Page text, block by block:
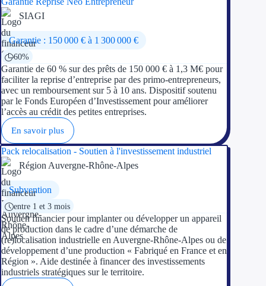
SIAGI
Garantie : 150 000 € à 1 300 000 €
60%
Garantie de 60 % sur des prêts de 150 000 € à 1,3 M€ pour
faciliter la reprise d’entreprise par des primo-entrepreneurs,
avec un remboursement sur 5 à 10 ans. Dispositif soutenu
par le Fonds Européen d’Investissement pour améliorer
l’accès au crédit des petites entreprises.
En savoir plus
Pack relocalisation - Soutien à l'investissement industriel
Région Auvergne-Rhône-Alpes
Subvention
entre 1 et 3 mois
Soutien financier pour implanter ou développer un appareil
de production dans le cadre d’une démarche de
(re)localisation industrielle en Auvergne-Rhône-Alpes ou de
développement d’une production « Fabriqué en France et en
Région ». Aide destinée à financer des investissements
industriels stratégiques sur le territoire.